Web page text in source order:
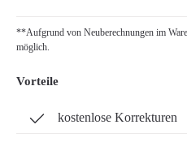
**Aufgrund von Neuberechnungen im
möglich.
Vorteile
kostenlose Korrekturen